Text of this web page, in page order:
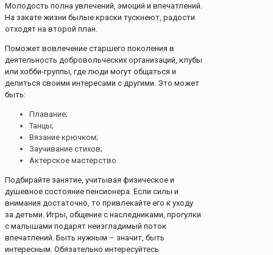
Молодость полна увлечений, эмоций и впечатлений.
На закате жизни былые краски тускнеют, радости
отходят на второй план.
Поможет вовлечение старшего поколения в
деятельность добровольческих организаций, клубы
или хобби-группы, где люди могут общаться и
делиться своими интересами с другими. Это может
быть:
Плавание;
Танцы;
Вязание крючком;
Заучивание стихов;
Актерское мастерство
Подбирайте занятие, учитывая физическое и
душевное состояние пенсионера. Если силы и
внимания достаточно, то привлекайте его к уходу
за детьми. Игры, общение с наследниками, прогулки
с малышами подарят неизгладимый поток
впечатлений. Быть нужным – значит, быть
интересным. Обязательно интересуйтесь